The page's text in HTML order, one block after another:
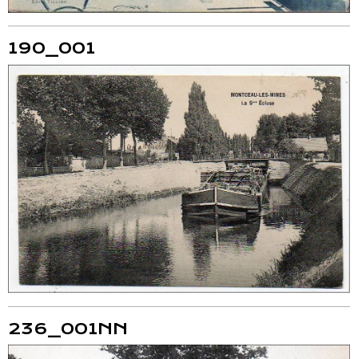
190_001
236_001NN